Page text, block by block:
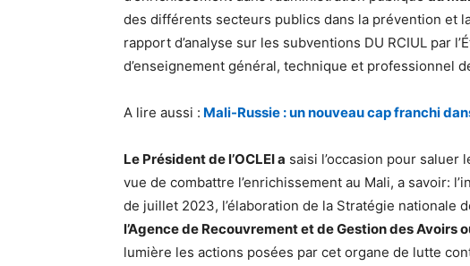
des différents secteurs publics dans la prévention et
rapport d’analyse sur les subventions DU RCIUL par
d’enseignement général, technique et professionnel
A lire aussi : Mali-Russie : un nouveau cap franchi
Le Président de l’OCLEI a saisi l’occasion pour saluer
vue de combattre l’enrichissement au Mali, a savoir:
de juillet 2023, l’élaboration de la Stratégie nationale
l’Agence de Recouvrement et de Gestion des Avoirs
lumière les actions posées par cet organe de lutte